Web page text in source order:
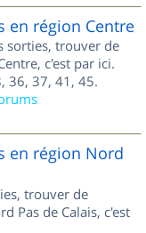
en région Centre
sorties, trouver de
c'est par ici.
36, 37, 41, 45.
en région Nord
trouver de
Pas de Calais, c'est